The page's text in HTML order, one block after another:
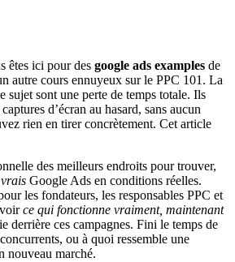
êtes ici pour des google ads examples de
autre cours ennuyeux sur le PPC 101. La
sujet sont une perte de temps totale. Ils
d’écran au hasard, sans aucun
rien en tirer concrètement. Cet article
des meilleurs endroits pour trouver,
vrais Google Ads en conditions réelles.
les fondateurs, les responsables PPC et
ce qui fonctionne vraiment, maintenant
derrière ces campagnes. Fini le temps de
ou à quoi ressemble une
nouveau marché.